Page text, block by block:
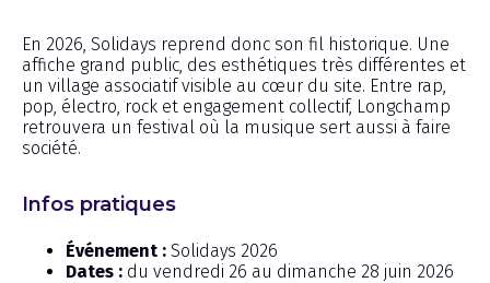
En 2026, Solidays reprend donc son fil historique. Une
affiche grand public, des esthétiques très différentes et
un village associatif visible au cœur du site. Entre rap,
pop, électro, rock et engagement collectif, Longchamp
retrouvera un festival où la musique sert aussi à faire
société.
Infos pratiques
Événement : Solidays 2026
Dates : du vendredi 26 au dimanche 28 juin 2026